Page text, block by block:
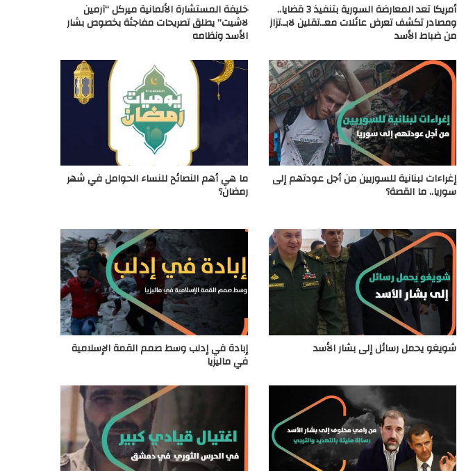
أمريكا تعد المعارضة السورية بتنفيذ 3 قضايا..
ومصادر تكشف تعرض عائلات معـ.تقلين لابـ.تزاز
من ضباط الأسد
خليفة المستشارة الألمانية ميركل “آرمين
لاشيت” يطلق تصريحات مفاجئة بخصوص بشار
الأسد ونظامه
إغراءات لبنانية للسوريين من أجل عودتهم إلى
سوريا.. ما القصة؟
ما هي أهم النصائح للنساء الحوامل في شهر
رمضان؟
شويغو يحمل رسائل إلى بشار الأسد إبادة في إدلب وسط صمم القمة الإسلامية
في ماليزيا